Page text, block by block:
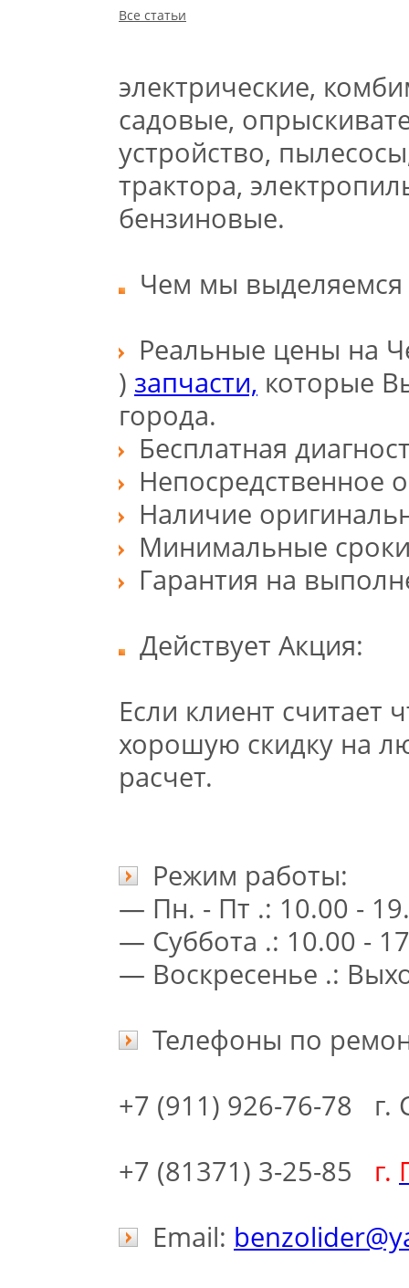
Все статьи
электрические,
садовые,
устройство,
трактора,
бензиновые.
Чем мы выделяемся
Реальные цены на
) запчасти, которые
города.
Бесплатная
Непосредственное
Наличие
Минимальные
Гарантия на
Действует Акция:
Если клиент считает
хорошую скидку на
расчет.
Режим работы:
— Пн. - Пт .: 10.00 -
— Суббота .: 10.00 -
— Воскресенье .:
Телефоны по
+7 (911) 926-76-78 г.
+7 (81371) 3-25-85 г.
Email: